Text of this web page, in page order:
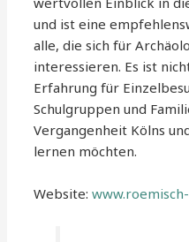
und ist eine
alle, die sich für
interessieren. Es ist
Erfahrung für
Schulgruppen und
Vergangenheit Kölns
lernen möchten.
Website: